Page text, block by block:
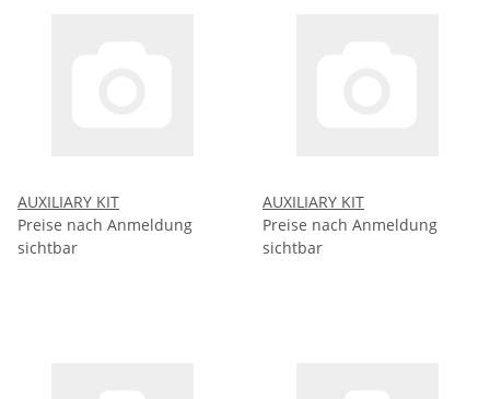
AUXILIARY KIT
Preise nach Anmeldung
sichtbar
AUXILIARY KIT
Preise nach Anmeldung
sichtbar